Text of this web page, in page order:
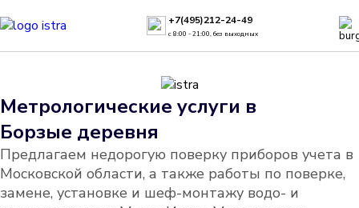
+7(495)212-24-49
с 8:00 - 21:00, без выходных
Метрологические услуги в
Борзые деревня
Предлагаем недорогую поверку приборов учета в
Московской области, а также работы по поверке,
замене, установке и шеф-монтажу водо- и